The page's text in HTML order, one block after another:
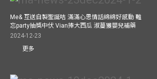
Me& 互送自製聖誕咭 滿滿心思情話綿綿好感動 難
忘party抽獎中伏 Vian捧大西瓜 淑蔓獲嬰兒補藥
2024-12-23
更多